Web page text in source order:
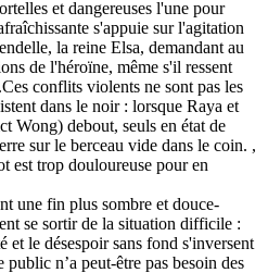
et dangereuses l'une pour
s'appuie sur l'agitation
la reine Elsa, demandant au
de l'héroïne, même s'il ressent
conflits violents ne sont pas les
dans le noir : lorsque Raya et
Wong) debout, seuls en état de
sur le berceau vide dans le coin. ,
est trop douloureuse pour en
une fin plus sombre et douce-
se sortir de la situation difficile :
et le désespoir sans fond s'inversent
n’a peut-être pas besoin des